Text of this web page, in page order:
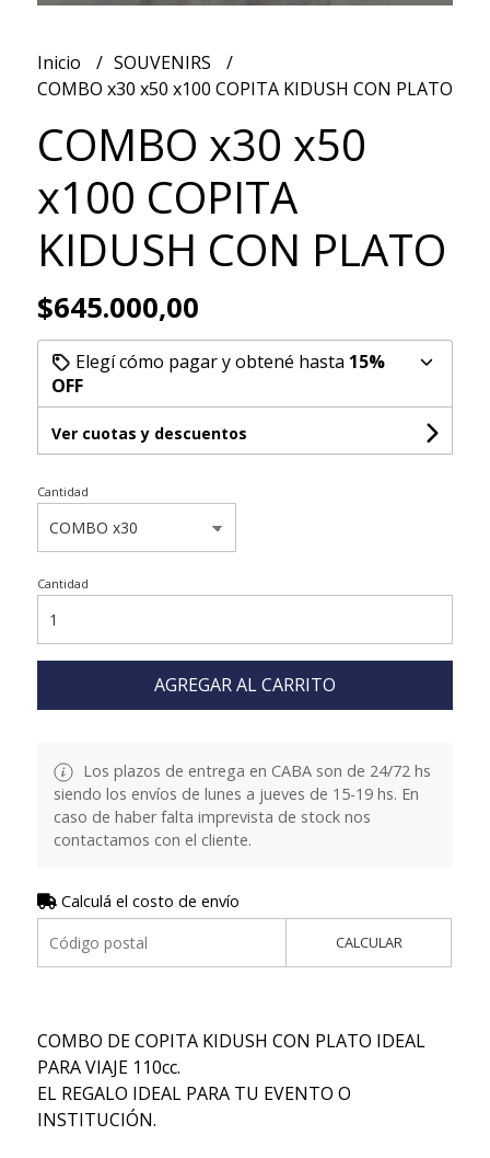
Inicio
SOUVENIRS
COMBO x30 x50 x100 COPITA KIDUSH CON PLATO
COMBO x30 x50
x100 COPITA
KIDUSH CON PLATO
$645.000,00
Elegí cómo pagar y obtené hasta 15%
OFF
Ver cuotas y descuentos
Cantidad
Cantidad
AGREGAR AL CARRITO
Los plazos de entrega en CABA son de 24/72 hs
siendo los envíos de lunes a jueves de 15-19 hs. En
caso de haber falta imprevista de stock nos
contactamos con el cliente.
Calculá el costo de envío
CALCULAR
COMBO DE COPITA KIDUSH CON PLATO IDEAL
PARA VIAJE 110cc.
EL REGALO IDEAL PARA TU EVENTO O
INSTITUCIÓN.